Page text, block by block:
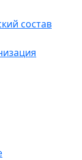
состав